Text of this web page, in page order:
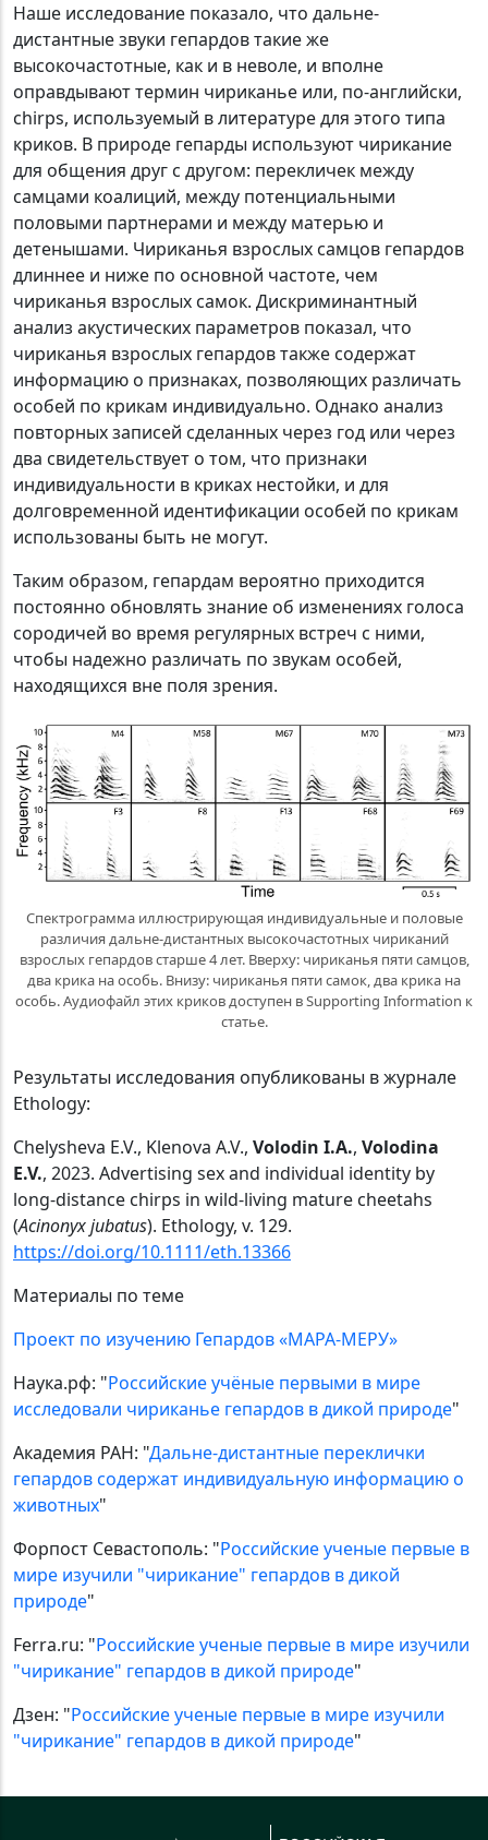
Наше исследование показало, что дальне-
дистантные звуки гепардов такие же
высокочастотные, как и в неволе, и вполне
оправдывают термин чириканье или, по-английски,
chirps, используемый в литературе для этого типа
криков. В природе гепарды используют чирикание
для общения друг с другом: перекличек между
самцами коалиций, между потенциальными
половыми партнерами и между матерью и
детенышами. Чириканья взрослых самцов гепардов
длиннее и ниже по основной частоте, чем
чириканья взрослых самок. Дискриминантный
анализ акустических параметров показал, что
чириканья взрослых гепардов также содержат
информацию о признаках, позволяющих различать
особей по крикам индивидуально. Однако анализ
повторных записей сделанных через год или через
два свидетельствует о том, что признаки
индивидуальности в криках нестойки, и для
долговременной идентификации особей по крикам
использованы быть не могут.
Таким образом, гепардам вероятно приходится
постоянно обновлять знание об изменениях голоса
сородичей во время регулярных встреч с ними,
чтобы надежно различать по звукам особей,
находящихся вне поля зрения.
Спектрограмма иллюстрирующая индивидуальные и половые
различия дальне-дистантных высокочастотных чириканий
взрослых гепардов старше 4 лет. Вверху: чириканья пяти самцов,
два крика на особь. Внизу: чириканья пяти самок, два крика на
особь. Аудиофайл этих криков доступен в Supporting Information к
статье.
Результаты исследования опубликованы в журнале
Ethology:
Chelysheva E.V., Klenova A.V., Volodin I.A., Volodina
E.V., 2023. Advertising sex and individual identity by
long-distance chirps in wild-living mature cheetahs
(Acinonyx jubatus). Ethology, v. 129.
https://doi.org/10.1111/eth.13366
Материалы по теме
Проект по изучению Гепардов «МАРА-МЕРУ»
Наука.рф: "Российские учёные первыми в мире
исследовали чириканье гепардов в дикой природе"
Академия РАН: "Дальне-дистантные переклички
гепардов содержат индивидуальную информацию о
животных"
Форпост Севастополь: "Российские ученые первые в
мире изучили "чирикание" гепардов в дикой
природе"
Ferra.ru: "Российские ученые первые в мире изучили
"чирикание" гепардов в дикой природе"
Дзен: "Российские ученые первые в мире изучили
"чирикание" гепардов в дикой природе"